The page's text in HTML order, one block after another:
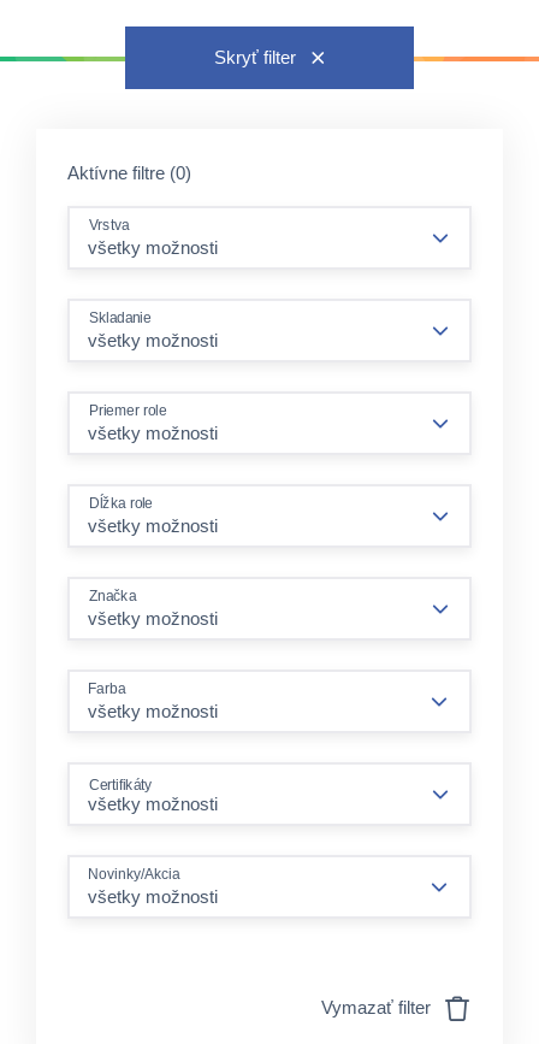
Skryť filter
Aktívne filtre (0)
Vrstva
Skladanie
Priemer role
Dĺžka role
Značka
Farba
všetky možnosti
Certifikáty
Novinky/Akcia
všetky možnosti
Vymazať filter